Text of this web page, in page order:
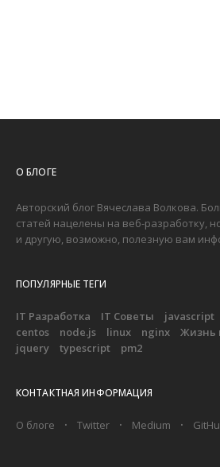
О БЛОГЕ
Авторский блог Вячеслава Волкова.
статей нацелены на веб-разработку,
и другую, возможно, полезную вам
ПОПУЛЯРНЫЕ ТЕГИ
IT Разработка IT Советы javascript
centos
node.js linux nginx Жизнь
jquery
typescript pm2
КОНТАКТНАЯ ИНФОРМАЦИЯ
О блоге Twitter Medium